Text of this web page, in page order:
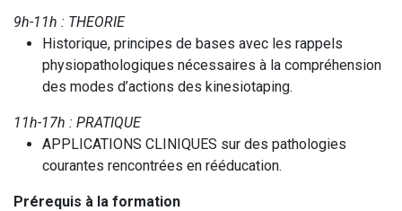
9h-11h : THEORIE
Historique, principes de bases avec les rappels
physiopathologiques nécessaires à la compréhension
des modes d’actions des kinesiotaping.
11h-17h : PRATIQUE
APPLICATIONS CLINIQUES sur des pathologies
courantes rencontrées en rééducation.
Prérequis à la formation